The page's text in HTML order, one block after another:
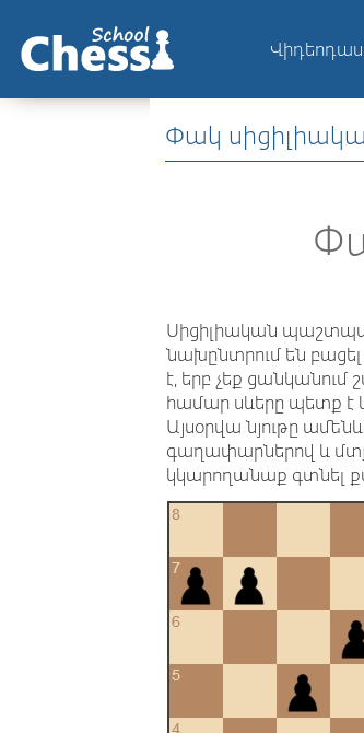
Փակ
Սիցիլիական
նախընտրում են
է, երբ չեք
համար սևերը պետք է
Այսօրվա նյութը
գաղափարներով և
կկարողանաք գտնել